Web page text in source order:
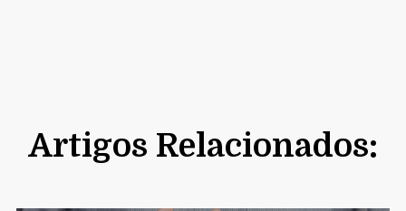
Artigos Relacionados: